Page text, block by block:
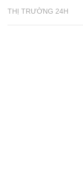
THỊ TRƯỜNG 24H